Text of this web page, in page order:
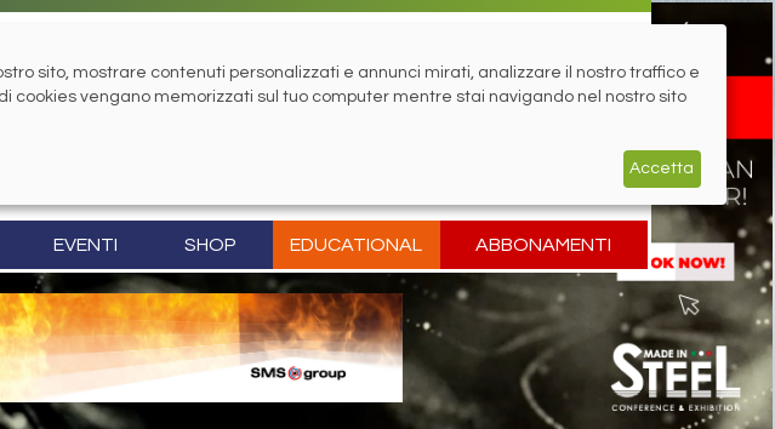
EVENTI SHOP EDUCATIONAL ABBONAMENTI
sito, mostrare contenuti personalizzati e annunci mirati, analizzare il nostro traffico e
cookies vengano memorizzati sul tuo computer mentre stai navigando nel nostro sito
Accetta